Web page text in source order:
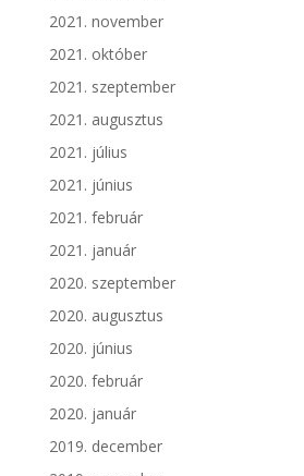
2021. november
2021. október
2021. szeptember
2021. augusztus
2021. július
2021. június
2021. február
2021. január
2020. szeptember
2020. augusztus
2020. június
2020. február
2020. január
2019. december